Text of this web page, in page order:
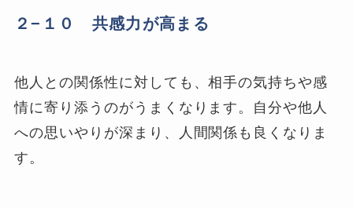
２−１０ 共感力が高まる
他人との関係性に対しても、相手の気持ちや感
情に寄り添うのがうまくなります。自分や他人
への思いやりが深まり、人間関係も良くなりま
す。